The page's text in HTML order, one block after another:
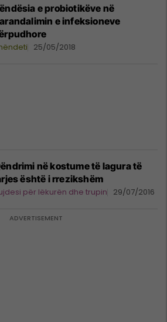
e probiotikëve në
e infeksioneve
25/05/2018
në kostume të lagura të
është i rrezikshëm
për lëkurën dhe trupin 29/07/2016